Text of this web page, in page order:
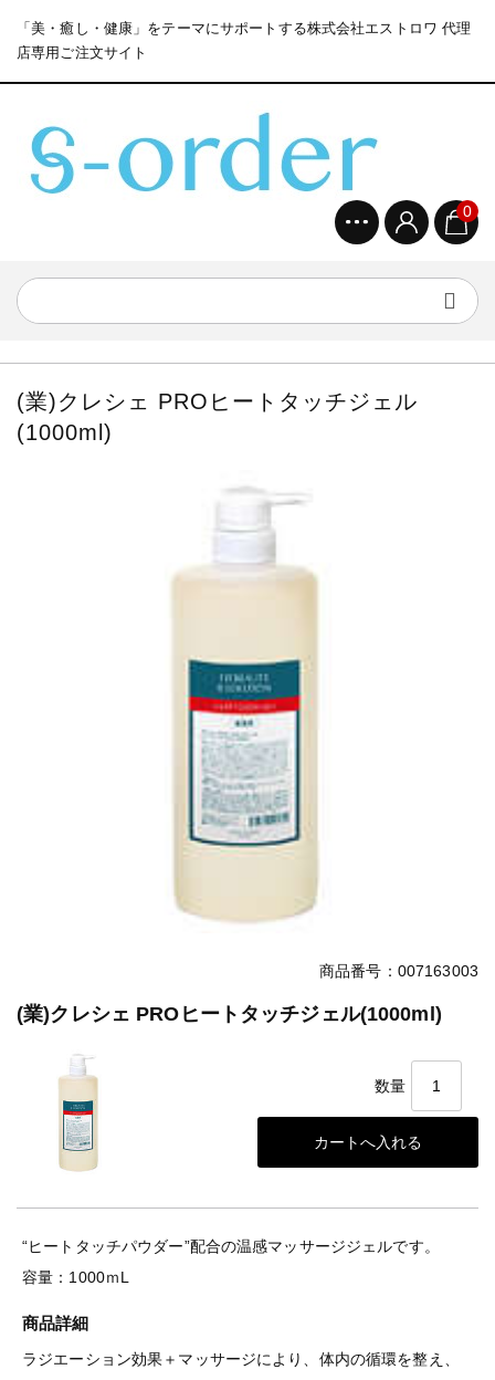
「美・癒し・健康」をテーマにサポートする株式会社エストロワ 代理
店専用ご注文サイト
0
(業)クレシェ PROヒートタッチジェル
(1000ml)
商品番号：007163003
(業)クレシェ PROヒートタッチジェル(1000ml)
数量
“ヒートタッチパウダー”配合の温感マッサージジェルです。
容量：1000ｍL
商品詳細
ラジエーション効果＋マッサージにより、体内の循環を整え、